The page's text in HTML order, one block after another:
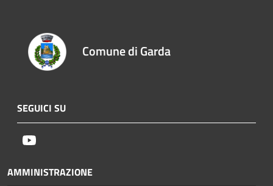
Comune di Garda
SEGUICI SU
AMMINISTRAZIONE